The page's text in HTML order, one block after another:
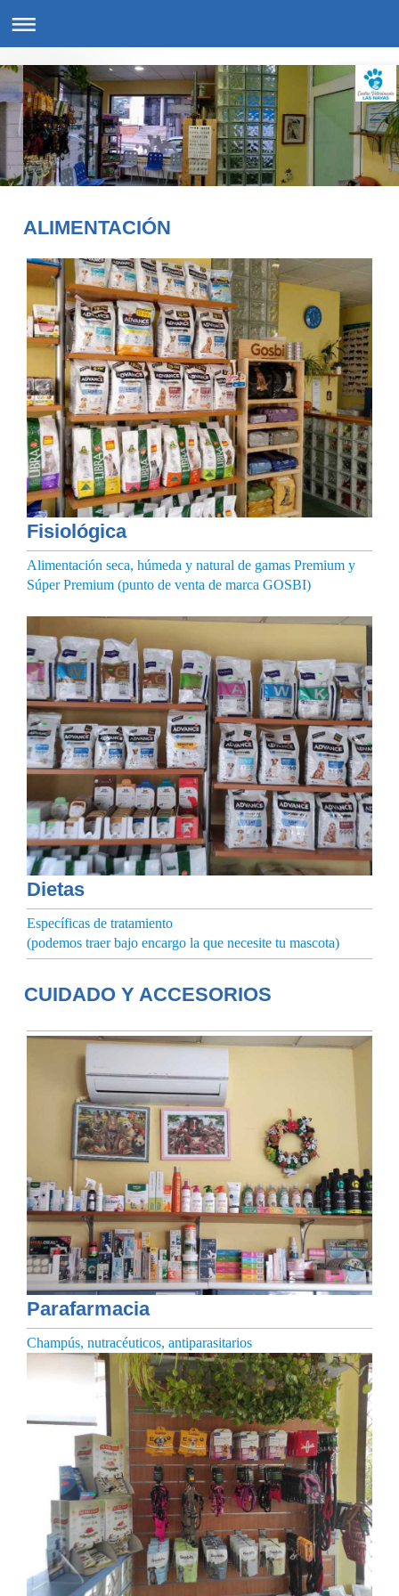
ALIMENTACIÓN
Fisiológica
Alimentación seca, húmeda y natural de gamas Premium y
Súper Premium (punto de venta de marca GOSBI)
Dietas
Específicas de tratamiento
(podemos traer bajo encargo la que necesite tu mascota)
CUIDADO Y ACCESORIOS
Parafarmacia
Champús, nutracéuticos, antiparasitarios